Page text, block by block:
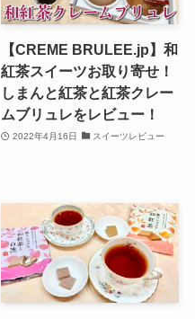
【CREME BRULEE.jp】和
紅茶スイーツお取り寄せ！
しまんと紅茶と紅茶クレー
ムブリュレをレビュー！
2022年4月16日 スイーツレビュー